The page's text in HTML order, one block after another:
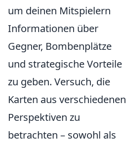
um deinen Mitspielern
Informationen über
Gegner, Bombenplätze
und strategische Vorteile
zu geben. Versuch, die
Karten aus verschiedenen
Perspektiven zu
betrachten – sowohl als